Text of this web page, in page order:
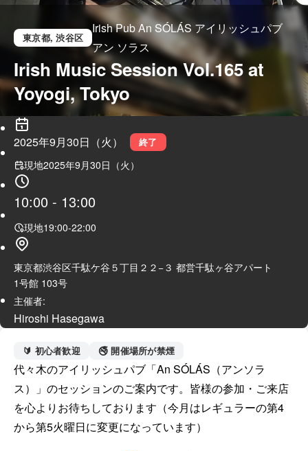
東京都, 渋谷区
Irish Pub An SÓLÁS アイリッシュパブ
アン ソラス
Irish Music Session Vol.165 at
Yoyogi, Tokyo
2025年9月30日（火） 終了
現地2025年9月30日（火）
10:00 - 13:00
現地19:00-22:00
東京都渋谷区千駄ケ谷５丁目２２−３ 都営千駄ヶ谷アパート
1号館 103号
主催者:
Hiroshi Hasegawa
🔰 初心者歓迎 🚭 開催場所が禁煙
代々木のアイリッシュパブ「An SÓLÁS（アンソラ
ス）」のセッションのご案内です。皆様の参加・ご来店
を心よりお待ちしております（今月はレギュラーの第4
から第5火曜日に変更になっています）